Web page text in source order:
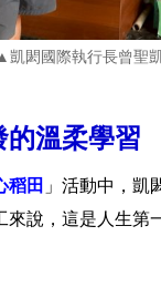
凱閎國際執行長曾聖凱
的溫柔學習
稻田 」活動中，凱
說，這是人生第